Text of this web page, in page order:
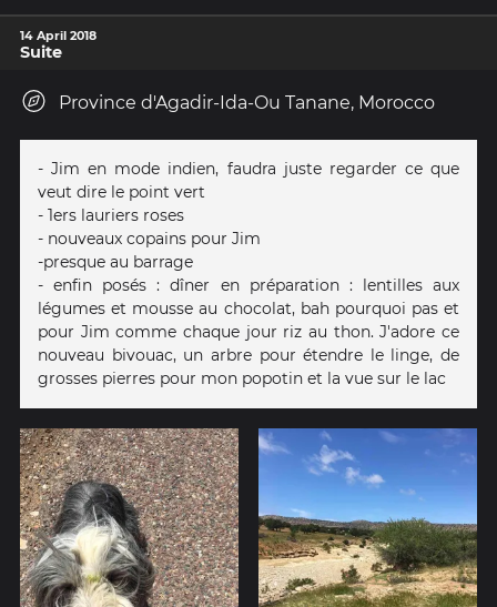
14 April 2018
Suite
Province d'Agadir-Ida-Ou Tanane, Morocco
- Jim en mode indien, faudra juste regarder ce que
veut dire le point vert
- 1ers lauriers roses
- nouveaux copains pour Jim
-presque au barrage
- enfin posés : dîner en préparation : lentilles aux
légumes et mousse au chocolat, bah pourquoi pas et
pour Jim comme chaque jour riz au thon. J'adore ce
nouveau bivouac, un arbre pour étendre le linge, de
grosses pierres pour mon popotin et la vue sur le lac